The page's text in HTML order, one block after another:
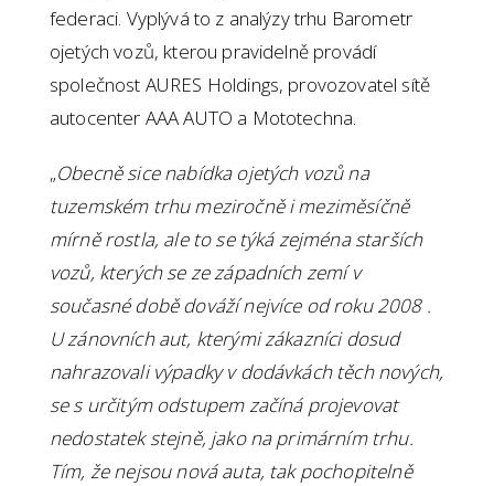
federaci. Vyplývá to z analýzy trhu Barometr
ojetých vozů, kterou pravidelně provádí
společnost AURES Holdings, provozovatel sítě
autocenter AAA AUTO a Mototechna.
„Obecně sice nabídka ojetých vozů na
tuzemském trhu meziročně i meziměsíčně
mírně rostla, ale to se týká zejména starších
vozů, kterých se ze západních zemí v
současné době dováží nejvíce od roku 2008 .
U zánovních aut, kterými zákazníci dosud
nahrazovali výpadky v dodávkách těch nových,
se s určitým odstupem začíná projevovat
nedostatek stejně, jako na primárním trhu.
Tím, že nejsou nová auta, tak pochopitelně